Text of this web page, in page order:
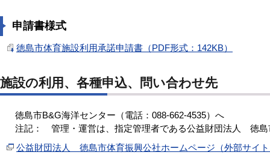
申請書様式
徳島市体育施設利用承諾申請書（PDF形式：142KB）
施設の利用、各種申込、問い合わせ先
徳島市B&G海洋センター（電話：088-662-4535）へ
注記： 管理・運営は、指定管理者である公益財団法人 徳島
公益財団法人 徳島市体育振興公社ホームページ（外部サイ